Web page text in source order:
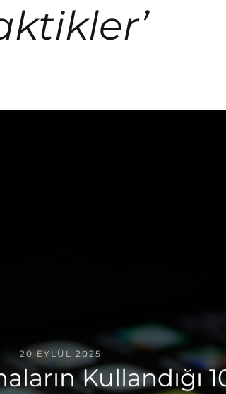
20 EYLÜL 2025
Kullandığı